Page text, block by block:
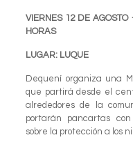
VIERNES 12 DE
HORAS
LUGAR: LUQUE
Dequení organiza una
que partirá desde el
alrededores de la
portarán pancartas
sobre la protección a los